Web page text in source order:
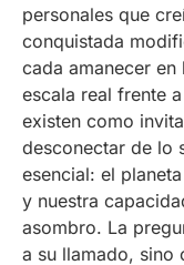
personales que
conquistada
cada amanecer en
escala real frente
existen como
desconectar de lo
esencial: el
y nuestra
asombro. La
a su llamado, sino